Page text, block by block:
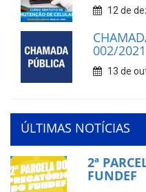
12 de
002/
13 de
ÚLTIMAS NOTÍCIAS
2ª
FUNDEF